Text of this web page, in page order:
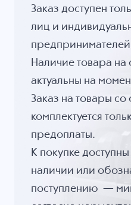
Заказ доступен
лиц и
Наличие товара на
актуальны на
Заказ на товары со
комплектуется
предоплаты.
К покупке
наличии или
поступлению —